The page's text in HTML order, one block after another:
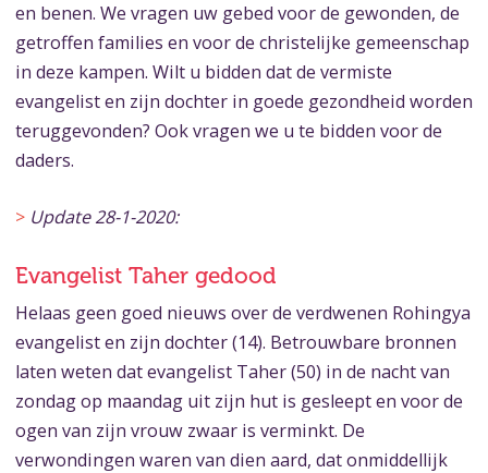
en benen. We vragen uw gebed voor de gewonden, de
getroffen families en voor de christelijke gemeenschap
in deze kampen. Wilt u bidden dat de vermiste
evangelist en zijn dochter in goede gezondheid worden
teruggevonden? Ook vragen we u te bidden voor de
daders.
> Update 28-1-2020:
Evangelist Taher gedood
Helaas geen goed nieuws over de verdwenen Rohingya
evangelist en zijn dochter (14). Betrouwbare bronnen
laten weten dat evangelist Taher (50) in de nacht van
zondag op maandag uit zijn hut is gesleept en voor de
ogen van zijn vrouw zwaar is verminkt. De
verwondingen waren van dien aard, dat onmiddellijk